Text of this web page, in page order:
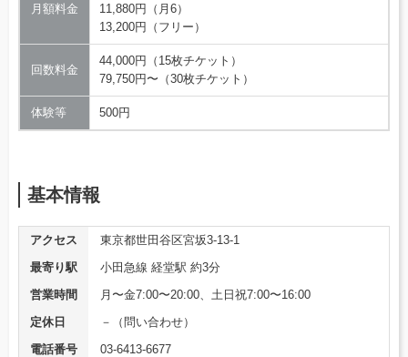
月額料金
11,880円（月6）
13,200円（フリー）
回数料金
44,000円（15枚チケット）
79,750円〜（30枚チケット）
体験等 500円
基本情報
アクセス
東京都世田谷区宮坂3-13-1
最寄り駅
小田急線 経堂駅 約3分
営業時間
月〜金7:00〜20:00、土日祝7:00〜16:00
定休日
－（問い合わせ）
電話番号
03-6413-6677